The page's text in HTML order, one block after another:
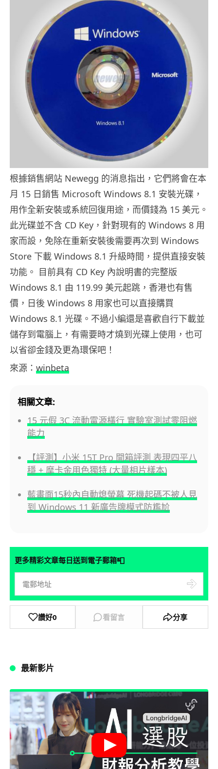
根據銷售網站 Newegg 的消息指出，它們將會在本
月 15 日銷售 Microsoft Windows 8.1 安裝光碟，
用作全新安裝或系統回復用途，而價錢為 15 美元。
此光碟並不含 CD Key，針對現有的 Windows 8 用
家而設，免除在重新安裝後需要再次到 Windows
Store 下載 Windows 8.1 升級時間，提供直接安裝
功能。 目前具有 CD Key 內說明書的完整版
Windows 8.1 由 119.99 美元起跳，香港也有售
價，日後 Windows 8 用家也可以直接購買
Windows 8.1 光碟。不過小編還是喜歡自行下載並
儲存到電腦上，有需要時才燒到光碟上使用，也可
以省卻金錢及更為環保吧！
來源： winbeta
相關文章:
15 元假 3C 流動電源橫行 實驗室測試零阻燃
能力
【評測】小米 15T Pro 開箱評測 表現四平八
穩 + 摩卡金用色獨特 (大量相片樣本)
藍畫面15秒內自動熄螢幕 死機起碼不被人見
到 Windows 11 新廣告牌模式防尷尬
更多精彩文章每日送到電子郵箱📮
讚好0 看留言 分享
最新影片